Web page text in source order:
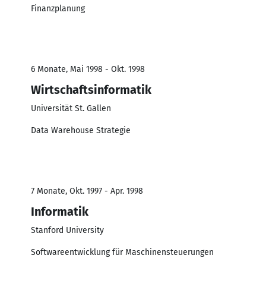
Finanzplanung
6 Monate, Mai 1998 - Okt. 1998
Wirtschaftsinformatik
Universität St. Gallen
Data Warehouse Strategie
7 Monate, Okt. 1997 - Apr. 1998
Informatik
Stanford University
Softwareentwicklung für Maschinensteuerungen